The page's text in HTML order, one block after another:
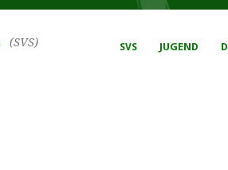
SVS JUGEND
(SVS)